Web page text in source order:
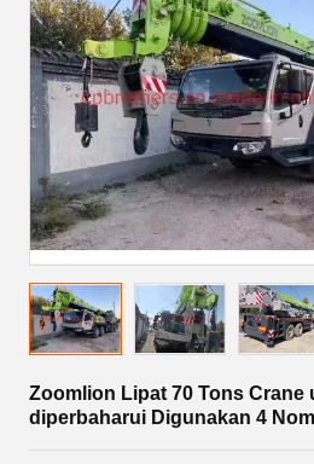
Zoomlion Lipat 70 Tons
diperbaharui Digunakan 4